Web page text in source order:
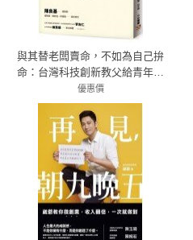
與其替老闆賣命，不如為自己拚
命：台灣科技創新教父給青年的
20堂創業課
優惠價
83折 232元